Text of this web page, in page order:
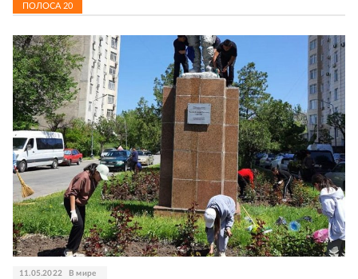
ПОЛОСА 20
11.05.2022 В мире